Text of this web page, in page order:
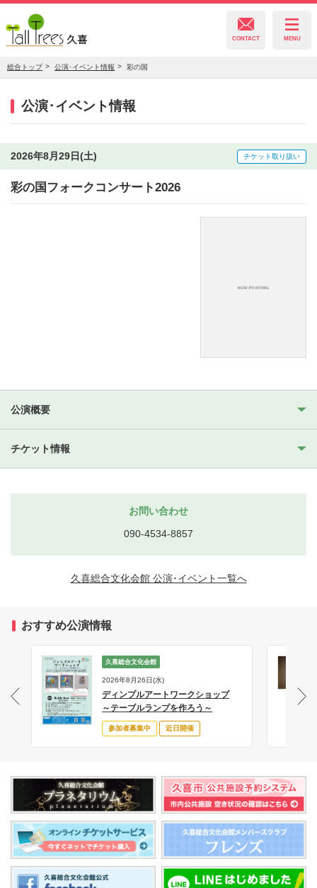
MENU
CONTACT
総合トップ 公演･イベント情報 彩の国
公演･イベント情報
2026年8月29日(土) チケット取り扱い
彩の国フォークコンサート2026
公演概要
チケット情報
お問い合わせ
090-4534-8857
久喜総合文化会館 公演･イベント一覧へ
おすすめ公演情報
久喜総合文化会館
2026年8月26日(水)
ディンプルアートワークショップ
～テーブルランプを作ろう～
参加者募集中 近日開催
久喜総合文化会館
栗橋文化会館